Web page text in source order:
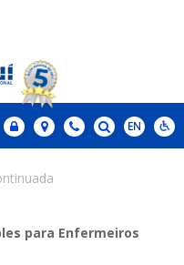
para Enfermeiros